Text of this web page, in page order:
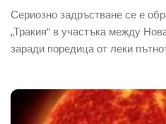
Сериозно задръстване се е
„Тракия“ в участъка между
заради поредица от леки